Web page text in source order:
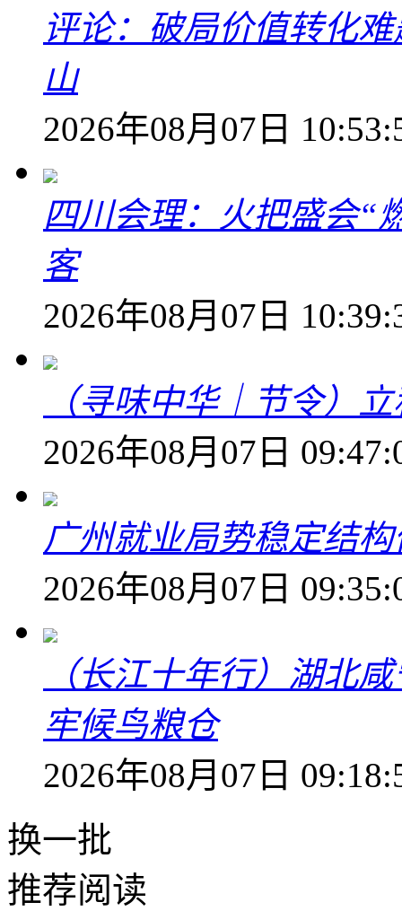
评论：破局价值转化
山
2026年08月07日
四川会理：火把盛会“
客
2026年08月07日
（寻味中华｜节令）
2026年08月07日
广州就业局势稳定结
2026年08月07日
（长江十年行）湖北
牢候鸟粮仓
2026年08月07日
换一批
推荐阅读